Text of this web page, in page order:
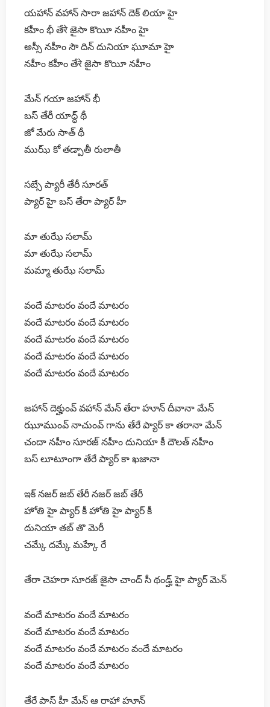
యహాన్ వహాన్ సారా జహాన్ దెక్ లియా హై
కహీం భీ తేरे జైసా కొయీ నహీం హై
అస్సీ నహీం సౌ దిన్ దునియా ఘూమా హై
నహీం కహీం తేरे జైసా కొయీ నహీం
మేన్ గయా జహాన్ భీ
బస్ తేరీ యాద్ధ్ థీ
జో మేరు సాత్ థీ
ముఝ్ కో తడ్పాతీ రులాతీ
సబ్సే ప్యారీ తేరీ సూరత్
ప్యార్ హై బస్ తేరా ప్యార్ హీ
మా తుఝే సలామ్
మా తుఝే సలామ్
మమ్మా తుఝే సలామ్
వందే మాటరం వందే మాటరం
వందే మాటరం వందే మాటరం
వందే మాటరం వందే మాటరం
వందే మాటరం వందే మాటరం
వందే మాటరం వందే మాటరం
జహాన్ దెక్హుంవ్ వహాన్ మేన్ తేరా హూన్ దీవానా మేన్
ఝూముంవ్ నాచుంవ్ గాను తేరే ప్యార్ కా తరానా మేన్
చందా నహీం సూరజ్ నహీం దునియా కీ దౌలత్ నహీం
బస్ లూటూంగా తేరే ప్యార్ కా ఖజానా
ఇక్ నజర్ జబ్ తేరీ నజర్ జబ్ తేరీ
హోతి హై ప్యార్ కీ హోతి హై ప్యార్ కీ
దునియా తబ్ తొ మెరీ
చమ్కే దమ్కే మహ్కే రే
తేరా చెహరా సూరజ్ జైసా చాంద్ సీ థండ్హ్ హై ప్యార్ మెన్
వందే మాటరం వందే మాటరం
వందే మాటరం వందే మాటరం
వందే మాటరం వందే మాటరం వందే మాటరం
వందే మాటరం వందే మాటరం
తేరే పాస్ హీ మేన్ ఆ రాహా హూన్